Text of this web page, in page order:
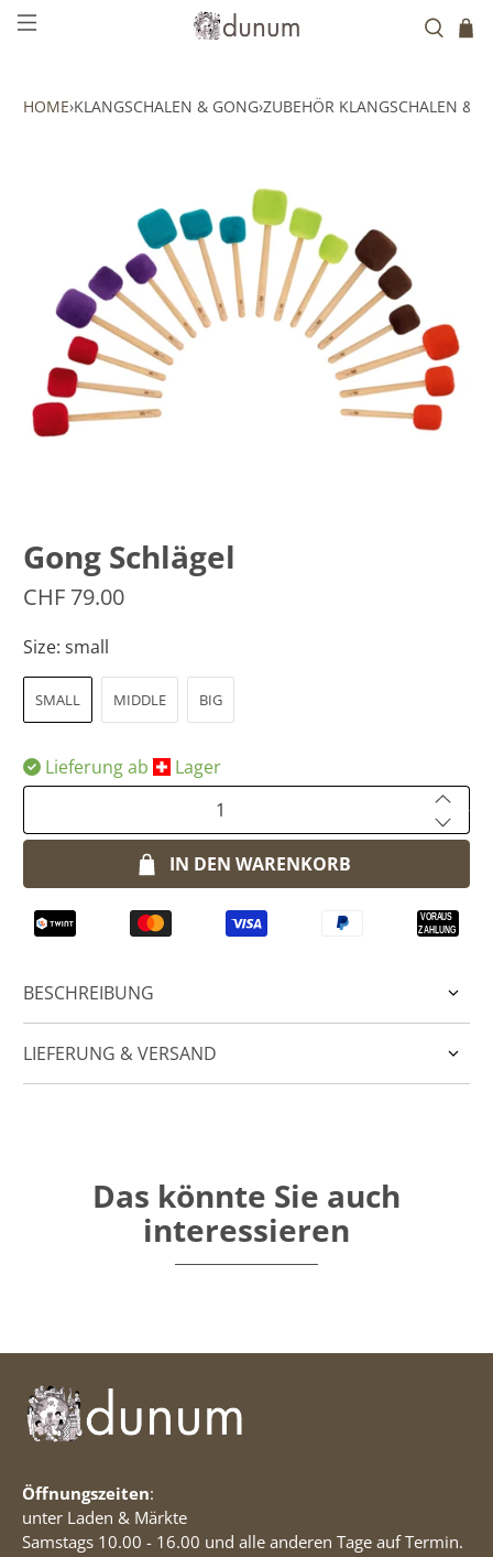
HOME›KLANGSCHALEN & GONG›ZUBEHÖR KLANGSCHALEN &
Gong Schlägel
CHF 79.00
Size:small
SMALL MIDDLE BIG
Lieferung ab
​Lager
IN DEN WARENKORB
BESCHREIBUNG
LIEFERUNG & VERSAND
Das könnte Sie auch
interessieren
Öffnungszeiten:
unter Laden & Märkte
Samstags 10.00 - 16.00 und alle anderen Tage auf Termin.